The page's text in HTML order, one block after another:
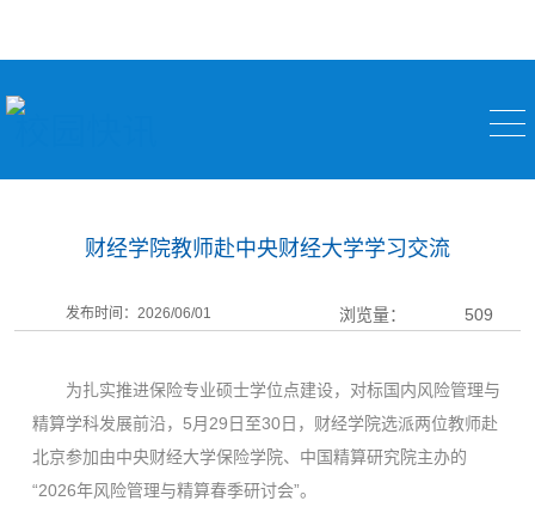
财经学院教师赴中央财经大学学习交流
发布时间：2026/06/01 浏览量： 509
为扎实推进保险专业硕士学位点建设，对标国内风险管理与
精算学科发展前沿，5月29日至30日，财经学院选派两位教师赴
北京参加由中央财经大学保险学院、中国精算研究院主办的
“2026年风险管理与精算春季研讨会”。